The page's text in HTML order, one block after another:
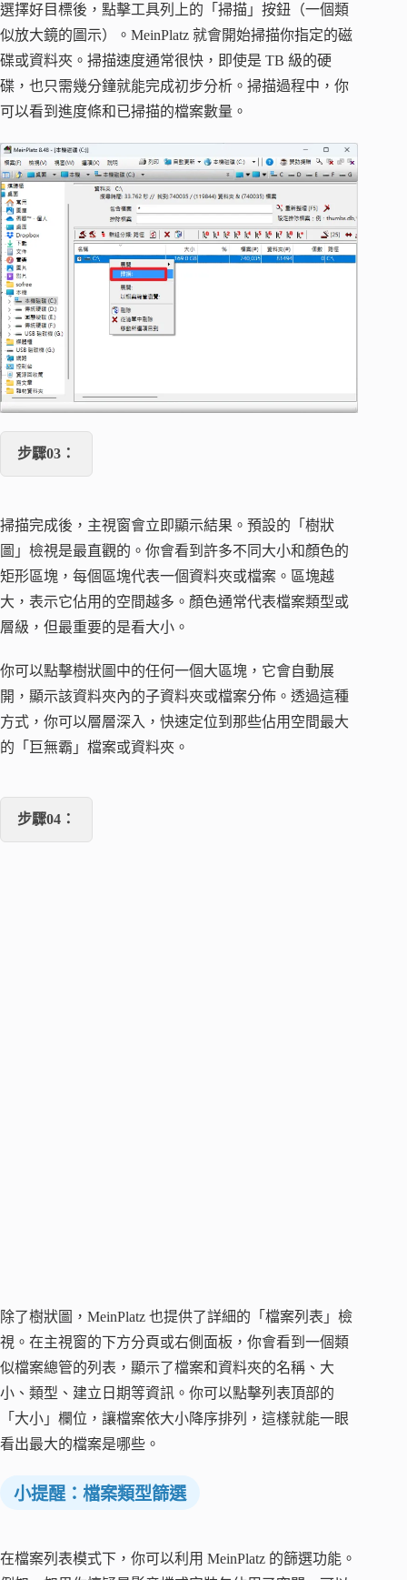
選擇好目標後，點擊工具列上的「掃描」按鈕（一個類
似放大鏡的圖示）。MeinPlatz 就會開始掃描你指定的磁
碟或資料夾。掃描速度通常很快，即使是 TB 級的硬
碟，也只需幾分鐘就能完成初步分析。掃描過程中，你
可以看到進度條和已掃描的檔案數量。
步驟03：
掃描完成後，主視窗會立即顯示結果。預設的「樹狀
圖」檢視是最直觀的。你會看到許多不同大小和顏色的
矩形區塊，每個區塊代表一個資料夾或檔案。區塊越
大，表示它佔用的空間越多。顏色通常代表檔案類型或
層級，但最重要的是看大小。
你可以點擊樹狀圖中的任何一個大區塊，它會自動展
開，顯示該資料夾內的子資料夾或檔案分佈。透過這種
方式，你可以層層深入，快速定位到那些佔用空間最大
的「巨無霸」檔案或資料夾。
步驟04：
除了樹狀圖，MeinPlatz 也提供了詳細的「檔案列表」檢
視。在主視窗的下方分頁或右側面板，你會看到一個類
似檔案總管的列表，顯示了檔案和資料夾的名稱、大
小、類型、建立日期等資訊。你可以點擊列表頂部的
「大小」欄位，讓檔案依大小降序排列，這樣就能一眼
看出最大的檔案是哪些。
小提醒：檔案類型篩選
在檔案列表模式下，你可以利用 MeinPlatz 的篩選功能。